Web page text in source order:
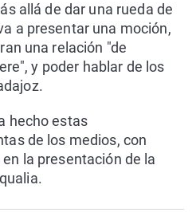
allá de dar una rueda de
a presentar una moción,
una relación "de
y poder hablar de los
hecho estas
de los medios, con
la presentación de la